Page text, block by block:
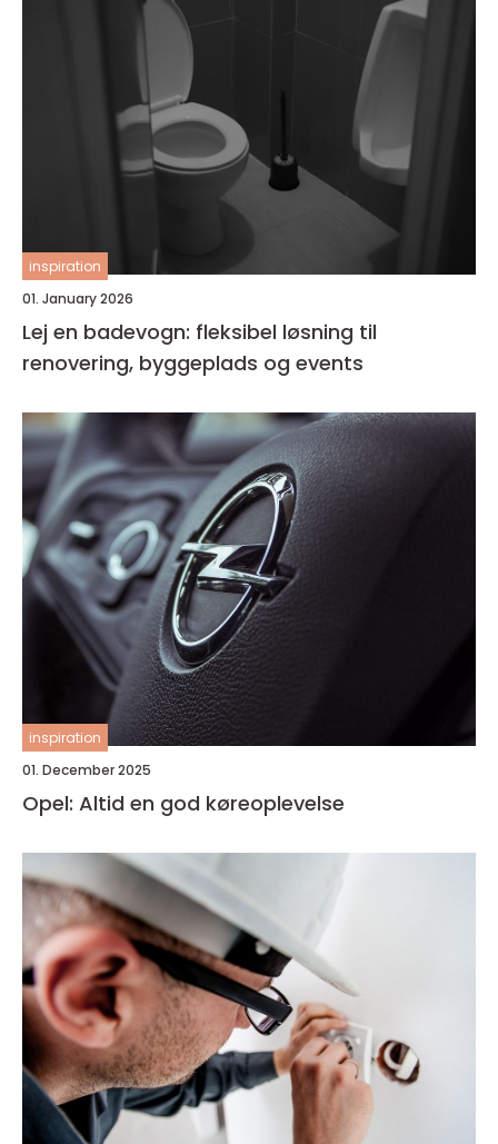
inspiration
01. January 2026
Lej en badevogn: fleksibel løsning til
renovering, byggeplads og events
inspiration
01. December 2025
Opel: Altid en god køreoplevelse